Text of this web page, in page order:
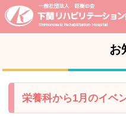
お
栄養科から1月のイベ